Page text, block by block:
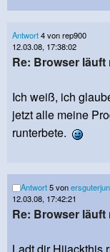
Antwort4 von rep900
12.03.08, 17:38:02
Re: Browser läuft
Ich weiß, ich
jetzt alle meine
runterbete.
Antwort5 von
12.03.08, 17:42:21
Re: Browser läuft